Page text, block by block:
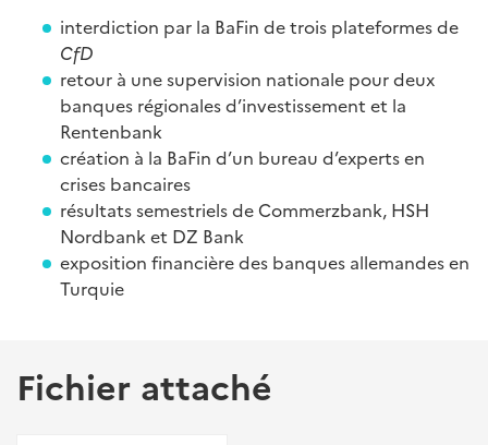
interdiction par la BaFin de trois plateformes de
CfD
retour à une supervision nationale pour deux
banques régionales d’investissement et la
Rentenbank
création à la BaFin d’un bureau d’experts en
crises bancaires
résultats semestriels de Commerzbank, HSH
Nordbank et DZ Bank
exposition financière des banques allemandes en
Turquie
Fichier attaché